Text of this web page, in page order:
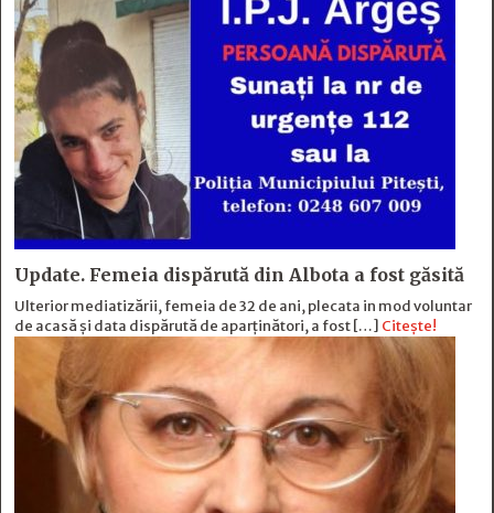
Update. Femeia dispărută din Albota a fost găsită
Ulterior mediatizării, femeia de 32 de ani, plecata in mod voluntar
de acasă și data dispărută de aparținători, a fost […] Citește!